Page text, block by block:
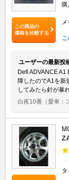
この商品の
価格を比較する
購
ユーザーの最新投
Defi ADVANCE
障したのでA1を新
してみたら針が暴
白夜10番 （愛車：
タ